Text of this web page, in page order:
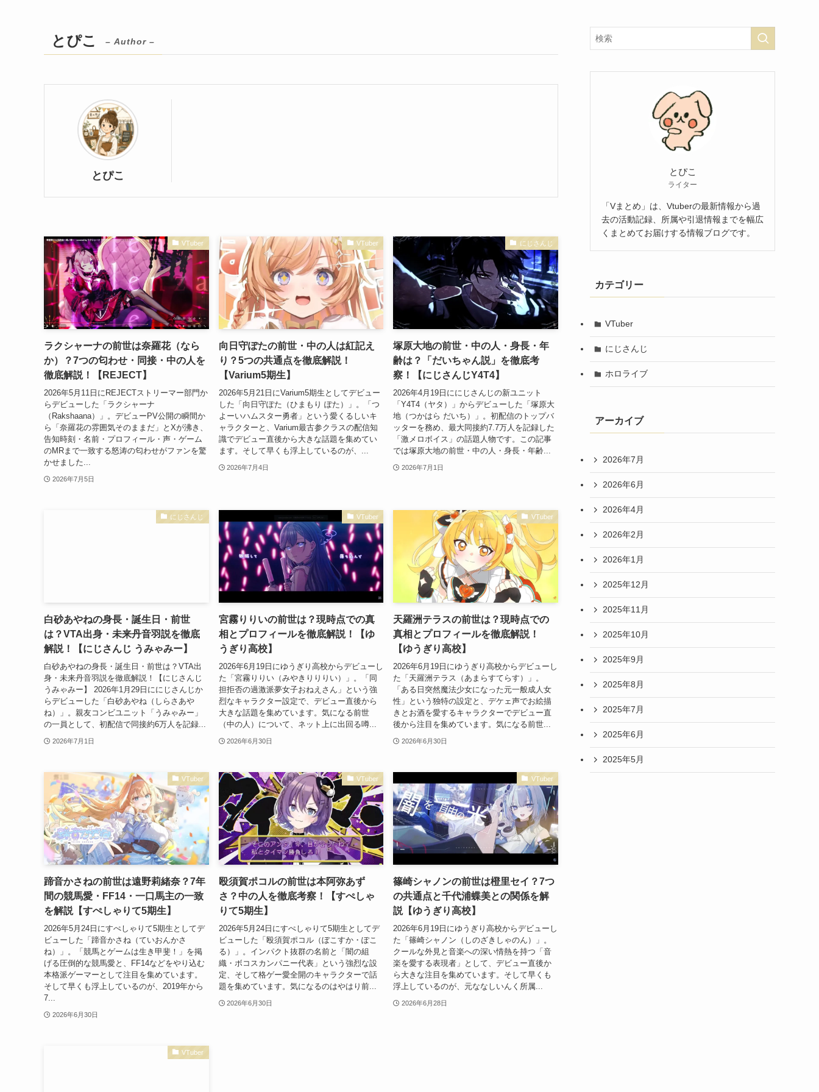
とぴこ – Author –
とぴこ
VTuber
ラクシャーナの前世は奈羅花（なら
か）？7つの匂わせ・同接・中の人を
徹底解説！【REJECT】
2026年5月11日にREJECTストリーマー部門か
らデビューした「ラクシャーナ
（Rakshaana）」。デビューPV公開の瞬間か
ら「奈羅花の雰囲気そのままだ」とXが沸き、
告知時刻・名前・プロフィール・声・ゲーム
のMRまで一致する怒涛の匂わせがファンを驚
かせました...
2026年7月5日
VTuber
向日守ぽたの前世・中の人は紅記え
り？5つの共通点を徹底解説！
【Varium5期生】
2026年5月21日にVarium5期生としてデビュー
した「向日守ぽた（ひまもり ぽた）」。「つ
よーいハムスター勇者」という愛くるしいキ
ャラクターと、Varium最古参クラスの配信知
識でデビュー直後から大きな話題を集めてい
ます。そして早くも浮上しているのが、...
2026年7月4日
にじさんじ
塚原大地の前世・中の人・身長・年
齢は？「だいちゃん説」を徹底考
察！【にじさんじY4T4】
2026年4月19日ににじさんじの新ユニット
「Y4T4（ヤタ）」からデビューした「塚原大
地（つかはら だいち）」。初配信のトップバ
ッターを務め、最大同接約7.7万人を記録した
「激メロボイス」の話題人物です。この記事
では塚原大地の前世・中の人・身長・年齢...
2026年7月1日
にじさんじ
白砂あやねの身長・誕生日・前世
は？VTA出身・未来丹音羽説を徹底
解説！【にじさんじ うみゃみー】
白砂あやねの身長・誕生日・前世は？VTA出
身・未来丹音羽説を徹底解説！【にじさんじ
うみゃみー】 2026年1月29日ににじさんじか
らデビューした「白砂あやね（しらさあや
ね）」。親友コンビユニット「うみゃみー」
の一員として、初配信で同接約6万人を記録...
2026年7月1日
VTuber
宮霧りりいの前世は？現時点での真
相とプロフィールを徹底解説！【ゆ
うぎり高校】
2026年6月19日にゆうぎり高校からデビューし
た「宮霧りりい（みやきりりりい）」。「同
担拒否の過激派夢女子おねえさん」という強
烈なキャラクター設定で、デビュー直後から
大きな話題を集めています。気になる前世
（中の人）について、ネット上に出回る噂...
2026年6月30日
VTuber
天羅洲テラスの前世は？現時点での
真相とプロフィールを徹底解説！
【ゆうぎり高校】
2026年6月19日にゆうぎり高校からデビューし
た「天羅洲テラス（あまらすてらす）」。
「ある日突然魔法少女になった元一般成人女
性」という独特の設定と、デケェ声でお絵描
きとお酒を愛するキャラクターでデビュー直
後から注目を集めています。気になる前世...
2026年6月30日
VTuber
蹄音かさねの前世は遠野莉緒奈？7年
間の競馬愛・FF14・一口馬主の一致
を解説【すぺしゃりて5期生】
2026年5月24日にすぺしゃりて5期生としてデ
ビューした「蹄音かさね（ていおんかさ
ね）」。「競馬とゲームは生き甲斐！」を掲
げる圧倒的な競馬愛と、FF14などをやり込む
本格派ゲーマーとして注目を集めています。
そして早くも浮上しているのが、2019年から
7...
2026年6月30日
VTuber
殴須賀ポコルの前世は本阿弥あず
さ？中の人を徹底考察！【すぺしゃ
りて5期生】
2026年5月24日にすぺしゃりて5期生としてデ
ビューした「殴須賀ポコル（ぼこすか・ぽこ
る）」。インパクト抜群の名前と「闇の組
織・ボコスカンパニー代表」という強烈な設
定、そして格ゲー愛全開のキャラクターで話
題を集めています。気になるのはやはり前...
2026年6月30日
VTuber
篠崎シャノンの前世は橙里セイ？7つ
の共通点と千代浦蝶美との関係を解
説【ゆうぎり高校】
2026年6月19日にゆうぎり高校からデビューし
た「篠崎シャノン（しのざきしゃのん）」。
クールな外見と音楽への深い情熱を持つ「音
楽を愛する表現者」として、デビュー直後か
ら大きな注目を集めています。そして早くも
浮上しているのが、元ななしいんく所属...
2026年6月28日
VTuber
とぴこ
ライター
「Vまとめ」は、Vtuberの最新情報から過
去の活動記録、所属や引退情報までを幅広
くまとめてお届けする情報ブログです。
カテゴリー
VTuber
にじさんじ
ホロライブ
アーカイブ
2026年7月
2026年6月
2026年4月
2026年2月
2026年1月
2025年12月
2025年11月
2025年10月
2025年9月
2025年8月
2025年7月
2025年6月
2025年5月